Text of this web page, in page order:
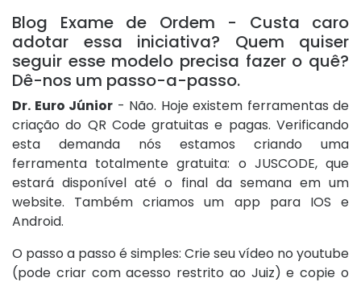
Blog Exame de Ordem - Custa caro
adotar essa iniciativa? Quem quiser
seguir esse modelo precisa fazer o quê?
Dê-nos um passo-a-passo.
Dr. Euro Júnior - Não. Hoje existem ferramentas de
criação do QR Code gratuitas e pagas. Verificando
esta demanda nós estamos criando uma
ferramenta totalmente gratuita: o JUSCODE, que
estará disponível até o final da semana em um
website. Também criamos um app para IOS e
Android.
O passo a passo é simples: Crie seu vídeo no youtube
(pode criar com acesso restrito ao Juiz) e copie o